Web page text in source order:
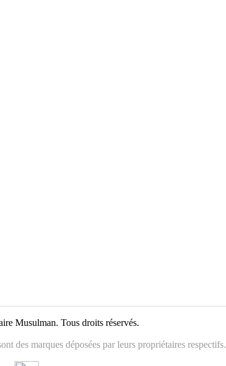
Musulman. Tous droits réservés.
des marques déposées par leurs propriétaires respectifs.